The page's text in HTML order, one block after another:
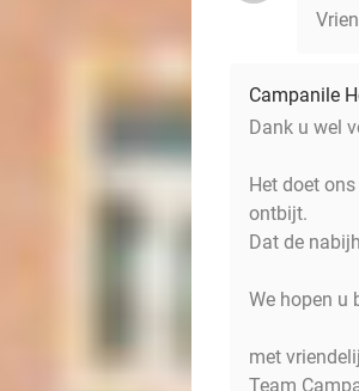
Campanile
Dank u wel
Het doet
ontbijt.
Dat de
We hopen u
met
Team